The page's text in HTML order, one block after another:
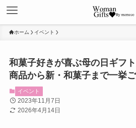
ホーム イベント
和菓子好きが喜ぶ母の日ギフ
商品から新・和菓子まで一挙ご
イベント
2023年11月7日
2026年4月14日